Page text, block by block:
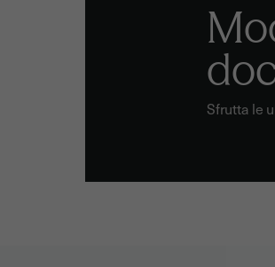
Sfrutta le